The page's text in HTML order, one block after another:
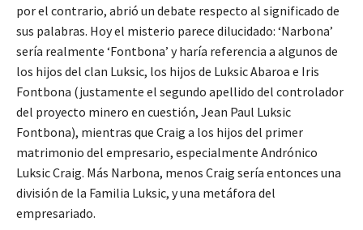
por el contrario, abrió un debate respecto al significado de
sus palabras. Hoy el misterio parece dilucidado: ‘Narbona’
sería realmente ‘Fontbona’ y haría referencia a algunos de
los hijos del clan Luksic, los hijos de Luksic Abaroa e Iris
Fontbona (justamente el segundo apellido del controlador
del proyecto minero en cuestión, Jean Paul Luksic
Fontbona), mientras que Craig a los hijos del primer
matrimonio del empresario, especialmente Andrónico
Luksic Craig. Más Narbona, menos Craig sería entonces una
división de la Familia Luksic, y una metáfora del
empresariado.